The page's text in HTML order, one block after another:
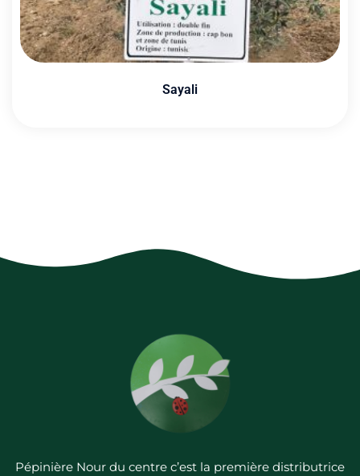
Sayali
Pépinière Nour du centre c’est la première distributrice